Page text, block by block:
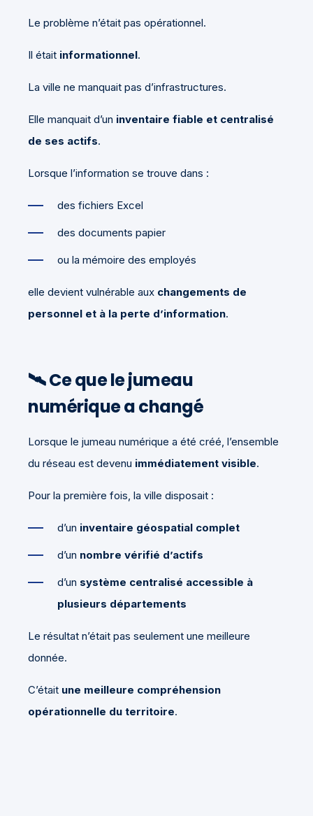
Le problème n’était pas opérationnel.
Il était informationnel.
La ville ne manquait pas d’infrastructures.
Elle manquait d’un inventaire fiable et centralisé
de ses actifs.
Lorsque l’information se trouve dans :
des fichiers Excel
des documents papier
ou la mémoire des employés
elle devient vulnérable aux changements de
personnel et à la perte d’information.
🛰️ Ce que le jumeau
numérique a changé
Lorsque le jumeau numérique a été créé, l’ensemble
du réseau est devenu immédiatement visible.
Pour la première fois, la ville disposait :
d’un inventaire géospatial complet
d’un nombre vérifié d’actifs
d’un système centralisé accessible à
plusieurs départements
Le résultat n’était pas seulement une meilleure
donnée.
C’était une meilleure compréhension
opérationnelle du territoire.